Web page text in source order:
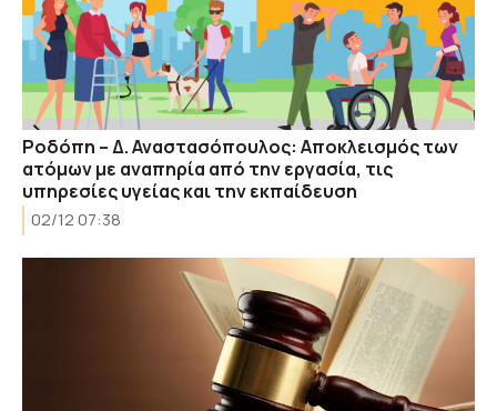
Ροδόπη – Δ. Αναστασόπουλος: Aπoκλεισμός των
ατόμων με αναπηρία από την εργασία, τις
υπηρεσίες υγείας και την εκπαίδευση
02/12 07:38